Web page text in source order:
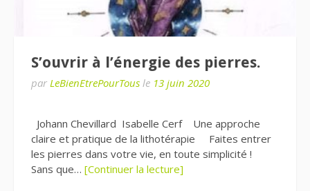
S’ouvrir à l’énergie des pierres.
par LeBienEtrePourTous le 13 juin 2020
Johann Chevillard Isabelle Cerf Une approche
claire et pratique de la lithotérapie Faites entrer
les pierres dans votre vie, en toute simplicité !
Sans que… [Continuer la lecture]